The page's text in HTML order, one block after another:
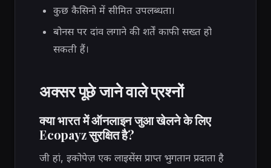
कुछ कैसिनो में सीमित उपलब्धता।
बोनस पर दांव लगाने की शर्तें काफी सख्त हो
सकती हैं।
अक्सर पूछे जाने वाले प्रश्नों
क्या भारत में ऑनलाइन जुआ खेलने के लिए
Ecopayz सुरक्षित है?
जी हां, इकोपेज़ एक लाइसेंस प्राप्त भुगतान प्रदाता है